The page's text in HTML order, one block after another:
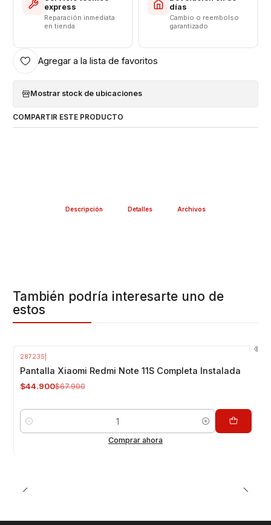
express
Reparación inmediata
en tienda
días
Cambio o reembolso
garantizado
Agregar a la lista de favoritos
Mostrar stock de ubicaciones
COMPARTIR ESTE PRODUCTO
Descripción Detalles Archivos
También podría interesarte uno de
estos
287235
Pantalla Xiaomi Redmi Note 11S Completa Instalada
$44.900$67.900
Cantidad
Comprar ahora